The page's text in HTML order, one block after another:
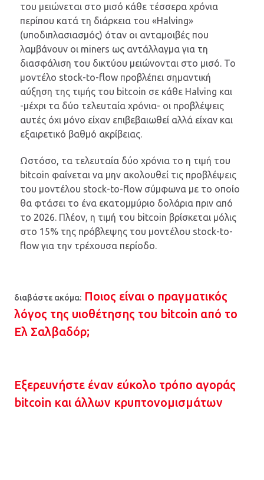
του μειώνεται στο μισό κάθε τέσσερα χρόνια
περίπου κατά τη διάρκεια του «Halving»
(υποδιπλασιασμός) όταν οι ανταμοιβές που
λαμβάνουν οι miners ως αντάλλαγμα για τη
διασφάλιση του δικτύου μειώνονται στο μισό. Το
μοντέλο stock-to-flow προβλέπει σημαντική
αύξηση της τιμής του bitcoin σε κάθε Halving και
-μέχρι τα δύο τελευταία χρόνια- οι προβλέψεις
αυτές όχι μόνο είχαν επιβεβαιωθεί αλλά είχαν και
εξαιρετικό βαθμό ακρίβειας.
Ωστόσο, τα τελευταία δύο χρόνια το η τιμή του
bitcoin φαίνεται να μην ακολουθεί τις προβλέψεις
του μοντέλου stock-to-flow σύμφωνα με το οποίο
θα φτάσει το ένα εκατομμύριο δολάρια πριν από
το 2026. Πλέον, η τιμή του bitcoin βρίσκεται μόλις
στο 15% της πρόβλεψης του μοντέλου stock-to-
flow για την τρέχουσα περίοδο.
διαβάστε ακόμα: Ποιος είναι ο πραγματικός
λόγος της υιοθέτησης του bitcoin από το
Ελ Σαλβαδόρ;
Εξερευνήστε έναν εύκολο τρόπο αγοράς
bitcoin και άλλων κρυπτονομισμάτων